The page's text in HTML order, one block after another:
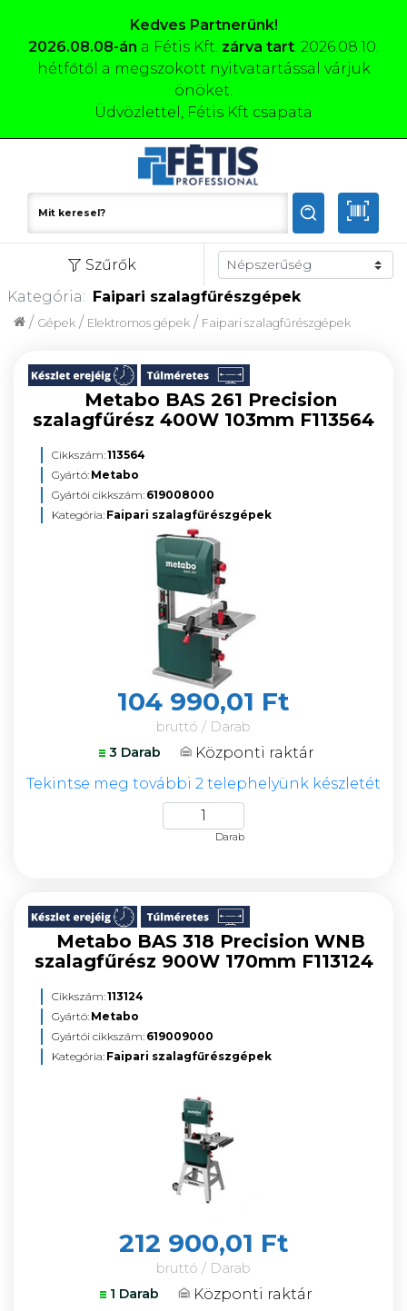
Kedves Partnerünk!
2026.08.08-án a Fétis Kft. zárva tart. 2026.08.10.
hétfőtől a megszokott nyitvatartással várjuk
önöket.
Üdvözlettel, Fétis Kft csapata
Szűrők
Kategória: Faipari szalagfűrészgépek
Faipari szalagfűrészgépek
/
Elektromos gépek
/
Gépek
/
Metabo BAS 261 Precision
szalagfűrész 400W 103mm F113564
Cikkszám:113564
Gyártó: Metabo
Gyártói cikkszám: 619008000
Kategória: Faipari szalagfűrészgépek
104 990,01 Ft
bruttó / Darab
3 Darab
Központi raktár
Tekintse meg további 2 telephelyünk készletét
Darab
Metabo BAS 318 Precision WNB
szalagfűrész 900W 170mm F113124
Cikkszám:113124
Gyártó: Metabo
Gyártói cikkszám: 619009000
Kategória: Faipari szalagfűrészgépek
212 900,01 Ft
bruttó / Darab
1 Darab
Központi raktár